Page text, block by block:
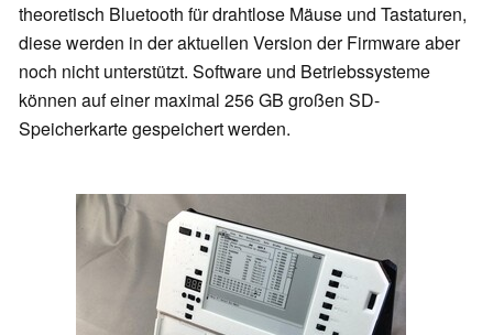
theoretisch Bluetooth für drahtlose Mäuse und Tastaturen,
diese werden in der aktuellen Version der Firmware aber
noch nicht unterstützt. Software und Betriebssysteme
können auf einer maximal 256 GB großen SD-
Speicherkarte gespeichert werden.